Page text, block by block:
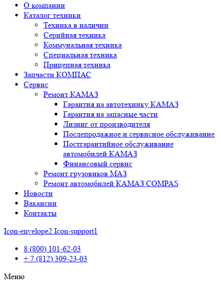
О компании
Каталог техники
Техника в наличии
Серийная техника
Коммунальная техника
Специальная техника
Прицепная техника
Запчасти КОМПАС
Сервис
Ремонт КАМАЗ
Гарантия на автотехнику КАМАЗ
Гарантия на запасные части
Лизинг от производителя
Послепродажное и сервисное обслуживание
Постгарантийное обслуживание
автомобилей КАМАЗ
Финансовый сервис
Ремонт грузовиков МАЗ
Ремонт автомобилей КАМАЗ COMPAS
Новости
Вакансии
Контакты
Icon-envelope2 Icon-support1
8 (800) 101-62-03
+ 7 (812) 309-23-03
Меню